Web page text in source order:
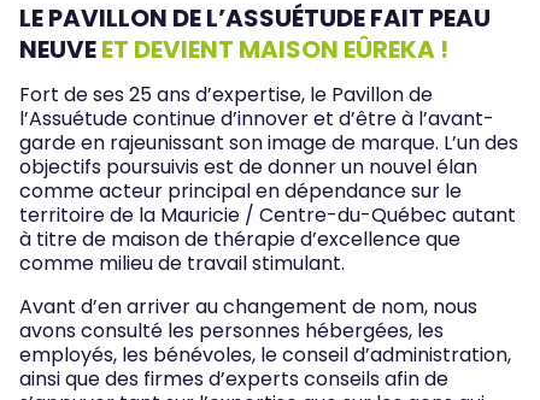
LE PAVILLON DE L’ASSUÉTUDE FAIT PEAU
NEUVEET DEVIENT MAISON EÛREKA !
Fort de ses 25 ans d’expertise, le Pavillon de
l’Assuétude continue d’innover et d’être à l’avant-
garde en rajeunissant son image de marque. L’un des
objectifs poursuivis est de donner un nouvel élan
comme acteur principal en dépendance sur le
territoire de la Mauricie / Centre-du-Québec autant
à titre de maison de thérapie d’excellence que
comme milieu de travail stimulant.
Avant d’en arriver au changement de nom, nous
avons consulté les personnes hébergées, les
employés, les bénévoles, le conseil d’administration,
ainsi que des firmes d’experts conseils afin de